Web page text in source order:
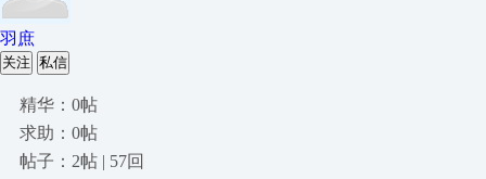
羽庶
关注 私信
精华：0帖
求助：0帖
帖子：2帖 | 57回